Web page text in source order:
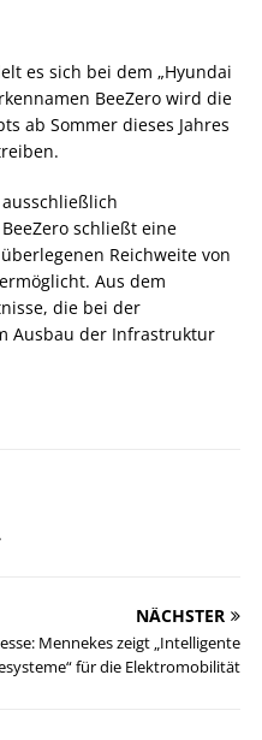
es sich bei dem „Hyundai
BeeZero wird die
ab Sommer dieses Jahres
schließt eine
Reichweite von
Aus dem
die bei der
Ausbau der Infrastruktur
NÄCHSTER
Mennekes zeigt „Intelligente
für die Elektromobilität